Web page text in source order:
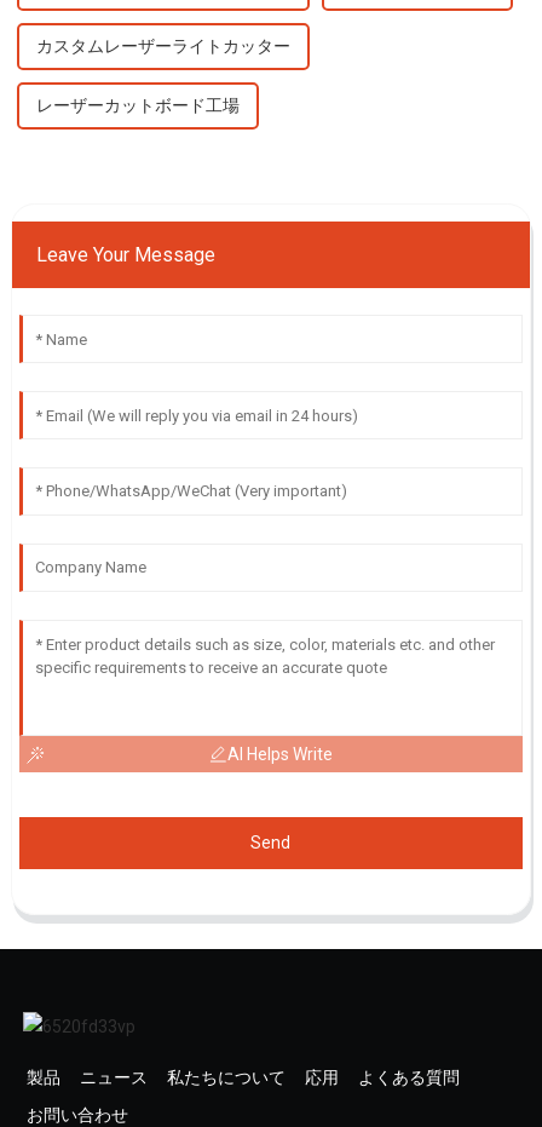
カスタムレーザーライトカッター
レーザーカットボード工場
Leave Your Message
AI Helps Write
Send
製品 ニュース 私たちについて 応用
よくある質問
お問い合わせ